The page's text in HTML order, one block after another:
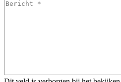
Bericht